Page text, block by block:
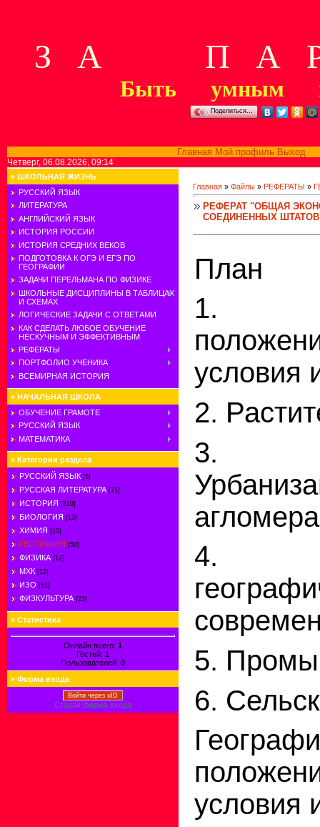
З А П А Р
Быть умным
Поделиться…
Главная Мой профиль Выход
Четверг, 06.08.2026, 09:14
» ШКОЛЬНАЯ ЖИЗНЬ
РУССКИЙ ЯЗЫК
ЛИТЕРАТУРА
АНГЛИЙСКИЙ ЯЗЫК
ИСТОРИЯ РОССИИ
ИСТОРИЯ СРЕДНИХ ВЕКОВ
ПОДГОТОВКА К ОГЭ И ЕГЭ ПО
ГЕОГРАФИИ
ЗАДАЧИ ПЕРЕЛЬМАНА ПО ФИЗИКЕ
ШКОЛЬНЫЕ ДИСЦИПЛИНЫ В ТАБЛИЦАХ
И СХЕМАХ
ЛОГИЧЕСКИЕ ЗАДАЧИ С ОТВЕТАМИ
КАК СДЕЛАТЬ ЛЮБОЕ ОБУЧЕНИЕ
НЕСКУЧНЫМ И ЭФФЕКТИВНЫМ
РЕФЕРАТЫ
ПОРТФОЛИО УЧЕНИКА
ВСЕМИРНАЯ ИСТОРИЯ
» НАЧАЛЬНАЯ ШКОЛА
ОБУЧЕНИЕ ГРАМОТЕ
РУССКИЙ ЯЗЫК
МАТЕМАТИКА
» Категории раздела
РУССКИЙ ЯЗЫК [5]
РУССКАЯ ЛИТЕРАТУРА [71]
ИСТОРИЯ [319]
БИОЛОГИЯ [13]
ХИМИЯ [15]
ГЕОГРАФИЯ [50]
ФИЗИКА [12]
МХК [19]
ИЗО [61]
ФИЗКУЛЬТУРА [23]
» Статистика
Онлайн всего: 1
Гостей: 1
Пользователей: 0
» Форма входа
Войти через uID
Старая форма входа
Главная » Файлы » РЕФЕРАТЫ »
РЕФЕРАТ "ОБЩАЯ
СОЕДИНЕННЫХ
План
1.
условия
2.
3.
4.
5.
6.
условия